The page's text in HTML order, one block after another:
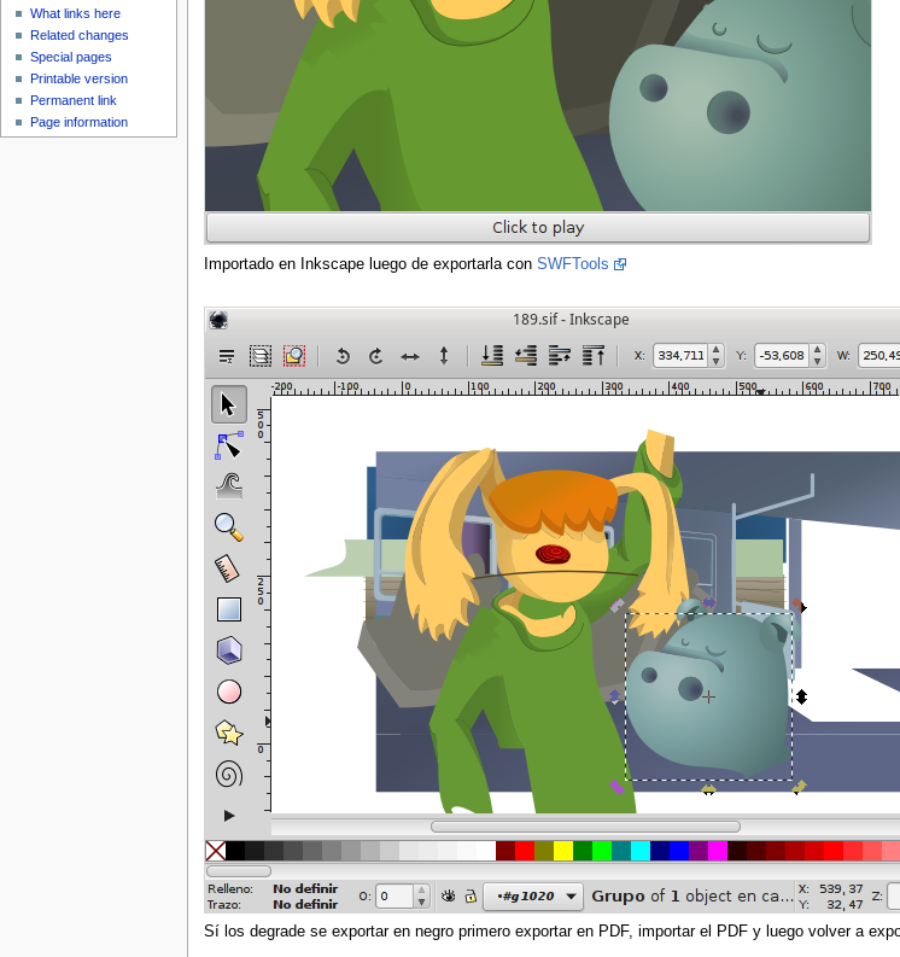
Importado en Inkscape luego de exportarla con SWFTools
Sí los degrade se exportar en negro primero exportar en PDF, importar el PDF y luego volver a
What links here
Related changes
Special pages
Printable version
Permanent link
Page information